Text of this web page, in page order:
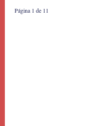
Página 1 de 1 1